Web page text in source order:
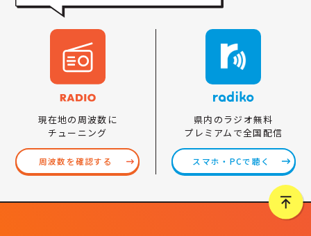
現在地の周波数に
チューニング
周波数を確認する
県内のラジオ無料
プレミアムで全国配信
スマホ・PCで聴く